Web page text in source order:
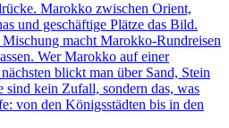
Marokko zwischen Orient,
und geschäftige Plätze das Bild.
macht Marokko-Rundreisen
Wer Marokko auf einer
blickt man über Sand, Stein
kein Zufall, sondern das, was
von den Königsstädten bis in den